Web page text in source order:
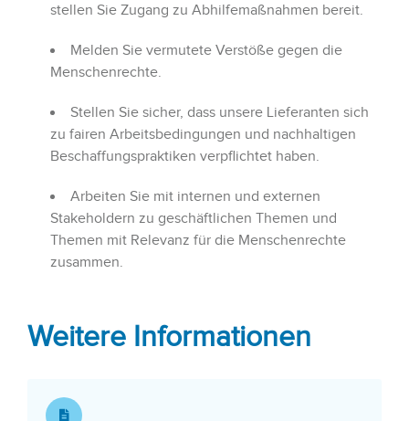
stellen Sie Zugang zu Abhilfemaßnahmen bereit.
Melden Sie vermutete Verstöße gegen die
Menschenrechte.
Stellen Sie sicher, dass unsere Lieferanten sich
zu fairen Arbeitsbedingungen und nachhaltigen
Beschaffungspraktiken verpflichtet haben.
Arbeiten Sie mit internen und externen
Stakeholdern zu geschäftlichen Themen und
Themen mit Relevanz für die Menschenrechte
zusammen.
Weitere Informationen